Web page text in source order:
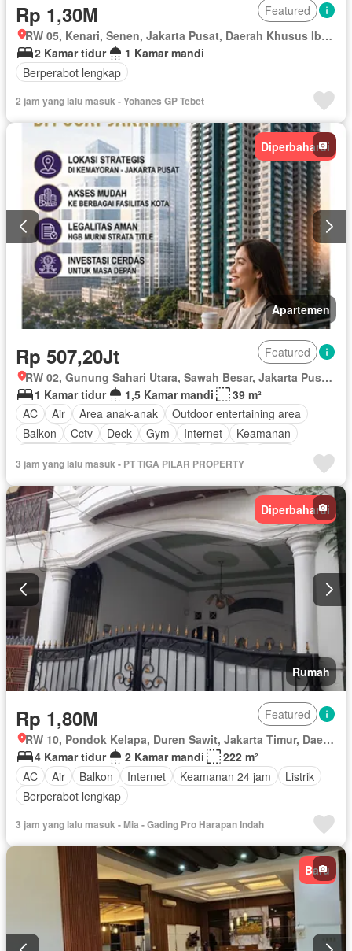
Rp 1,30M
Featured
RW 05, Kenari, Senen, Jakarta Pusat, Daerah Khusus Ibukota Jakarta
2 Kamar tidur
1 Kamar mandi
Berperabot lengkap
2 jam yang lalu masuk - Yohanes GP Tebet
Diperbaharui
Apartemen
Rp 507,20Jt
Featured
RW 02, Gunung Sahari Utara, Sawah Besar, Jakarta Pusat, Daerah Khusus Ibukota Jakarta
1 Kamar tidur
1,5 Kamar mandi
39 m²
AC
Air Area anak-anak
Outdoor entertaining area
Balkon
Cctv Deck Gym Internet
Keamanan
Fully fenced
Secure parking Rumah jaga
Garasi
Tanpa perabotan
3 jam yang lalu masuk - PT TIGA PILAR PROPERTY
Diperbaharui
Rumah
Rp 1,80M
Featured
RW 10, Pondok Kelapa, Duren Sawit, Jakarta Timur, Daerah Khusus Ibukota Jakarta
4 Kamar tidur
2 Kamar mandi
222 m²
AC
Air Balkon Internet Keamanan 24 jam
Listrik
Berperabot lengkap
3 jam yang lalu masuk - Mia - Gading Pro Harapan Indah
Baru